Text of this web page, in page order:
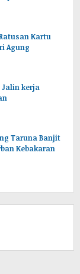
Kartu
Agung
Jalin kerja
Taruna Banjit
Kebakaran